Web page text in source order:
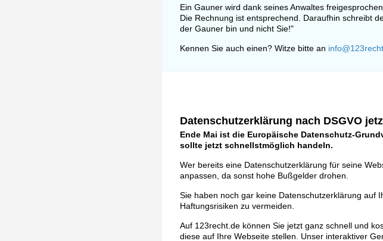
Ein Gauner wird dank seines Anwaltes freigesprochen.
Die Rechnung ist entsprechend. Daraufhin schreibt
der Gauner bin und nicht Sie!"
Kennen Sie auch einen? Witze bitte an
Datenschutzerklärung nach DSGVO
Ende Mai ist die Europäische Datenschutz-
sollte jetzt schnellstmöglich handeln.
Wer bereits eine Datenschutzerklärung für seine
anpassen, da sonst hohe Bußgelder drohen.
Sie haben noch gar keine Datenschutzerklärung auf
Haftungsrisiken zu vermeiden.
Auf 123recht.de können Sie jetzt ganz schnell und
diese auf Ihre Webseite stellen. Unser interaktiver